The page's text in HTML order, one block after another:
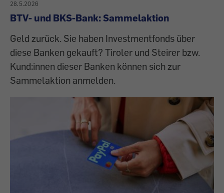
28.5.2026
BTV- und BKS-Bank: Sammelaktion
Geld zurück. Sie haben Investmentfonds über
diese Banken gekauft? Tiroler und Steirer bzw.
Kund:innen dieser Banken können sich zur
Sammelaktion anmelden.